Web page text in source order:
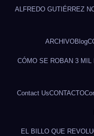
ALFREDO GUTIÉRREZ
ARCHIVOBlog
CÓMO SE ROBAN 3
Contact UsCONTACTO
EL BILLO QUE